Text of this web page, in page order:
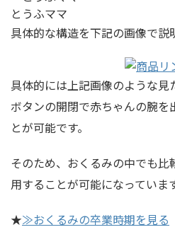
とうふママ
具体的な構造を下記の画像で説
具体的には上記画像のような
ボタンの開閉で赤ちゃんの腕を
とが可能です。
そのため、おくるみの中でも比
用することが可能になっていま
★≫おくるみの卒業時期を見る